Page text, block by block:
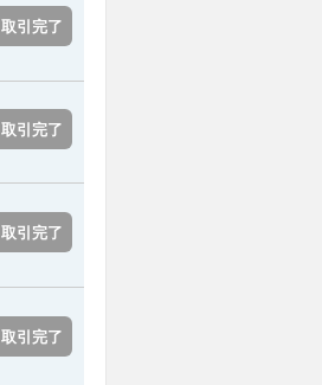
取引完了
取引完了
取引完了
取引完了